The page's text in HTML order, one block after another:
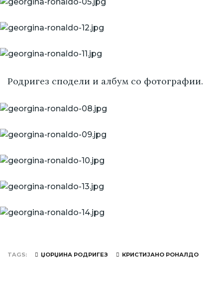
Родригез сподели и албум со фотографии.
TAGS ЏОРЏИНА РОДРИГЕЗ КРИСТИЈАНО РОНАЛДО